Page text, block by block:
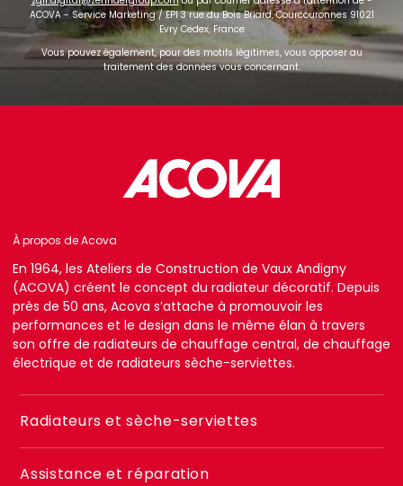
ACOVA - Service Marketing / EPI 3 rue du Bois Briard, Courcouronnes 91021
Evry Cedex, France
Vous pouvez également, pour des motifs légitimes, vous opposer au
traitement des données vous concernant.
À propos de Acova
En 1964, les Ateliers de Construction de Vaux Andigny
(ACOVA) créent le concept du radiateur décoratif. Depuis
près de 50 ans, Acova s’attache à promouvoir les
performances et le design dans le même élan à travers
son offre de radiateurs de chauffage central, de chauffage
électrique et de radiateurs sèche-serviettes.
Menu
footer
2
Radiateurs et sèche-serviettes
Assistance et réparation